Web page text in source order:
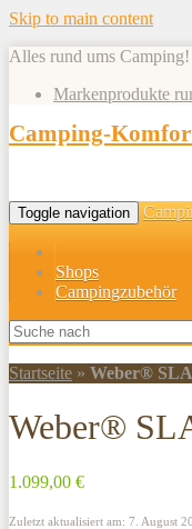
Skip to main content
Alles rund ums Camping!
Markenprodukte
Camping-
Toggle navigation
Shops
Campingzubehör
Startseite » Weber®
Weber®
1.099,00 €
Zuletzt aktualisiert am: 7. August